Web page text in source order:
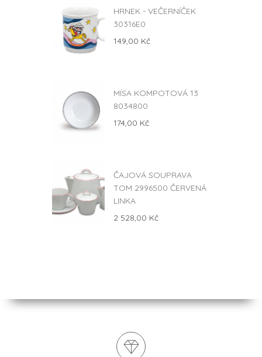
HRNEK - VEČERNÍČEK
30316E0
149,00 Kč
MÍSA KOMPOTOVÁ 13
8034800
174,00 Kč
ČAJOVÁ SOUPRAVA
TOM 2996500 ČERVENÁ
LINKA
2 528,00 Kč